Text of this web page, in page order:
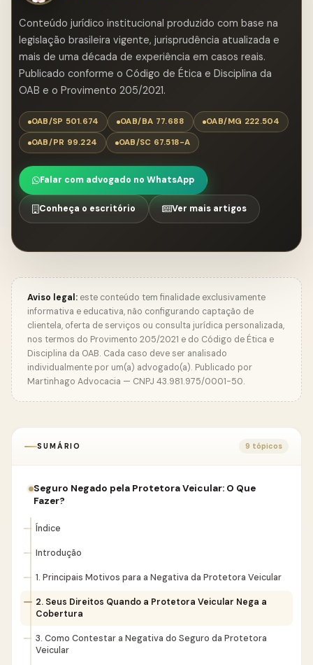
Conteúdo jurídico institucional produzido com base na
legislação brasileira vigente, jurisprudência atualizada e
mais de uma década de experiência em casos reais.
Publicado conforme o Código de Ética e Disciplina da
OAB e o Provimento 205/2021.
OAB/SP 501.674 OAB/BA 77.688
OAB/MG 222.504
OAB/PR 99.224
OAB/SC 67.518-A
Falar com advogado no WhatsApp
Conheça o escritório Ver mais artigos
Aviso legal: este conteúdo tem finalidade exclusivamente
informativa e educativa, não configurando captação de
clientela, oferta de serviços ou consulta jurídica personalizada,
nos termos do Provimento 205/2021 e do Código de Ética e
Disciplina da OAB. Cada caso deve ser analisado
individualmente por um(a) advogado(a). Publicado por
Martinhago Advocacia — CNPJ 43.981.975/0001-50.
SUMÁRIO 9 tópicos
Seguro Negado pela Protetora Veicular: O Que
Fazer?
Índice
Introdução
1. Principais Motivos para a Negativa da Protetora Veicular
2. Seus Direitos Quando a Protetora Veicular Nega a
Cobertura
3. Como Contestar a Negativa do Seguro da Protetora
Veicular